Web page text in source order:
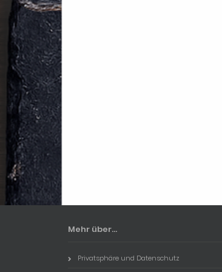
Mehr über...
Privatsphäre und Datenschutz